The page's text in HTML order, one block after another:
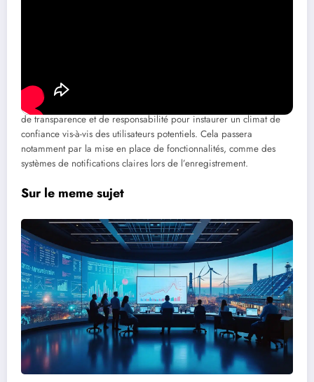
majeur pour les entreprises technologiques à mesure que ces
dispositifs deviendront omniprésents. Google devra faire preuve
de transparence et de responsabilité pour instaurer un climat de
confiance vis-à-vis des utilisateurs potentiels. Cela passera
notamment par la mise en place de fonctionnalités, comme des
systèmes de notifications claires lors de l’enregistrement.
Sur le meme sujet